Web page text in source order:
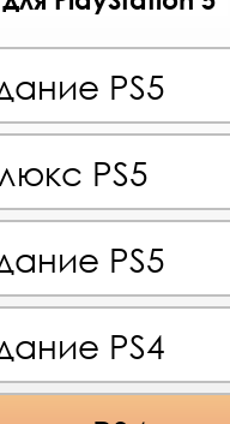
PS5
PS5
PS5
PS4